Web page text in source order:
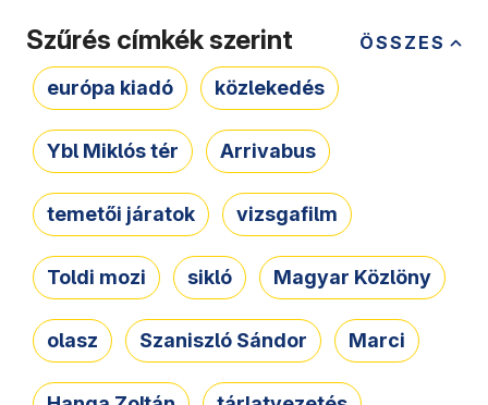
ÖSSZES
Szűrés címkék szerint
európa kiadó közlekedés
Ybl Miklós tér Arrivabus
temetői járatok vizsgafilm
Toldi mozi sikló Magyar Közlöny
olasz Szaniszló Sándor Marci